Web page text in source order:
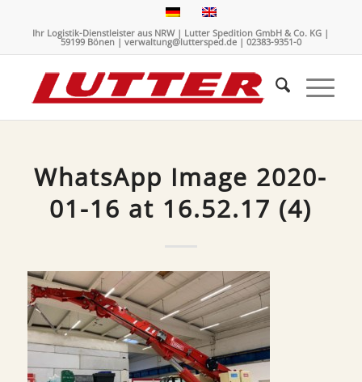
Ihr Logistik-Dienstleister aus NRW | Lutter Spedition GmbH & Co. KG |
59199 Bönen | verwaltung@luttersped.de | 02383-9351-0
WhatsApp Image 2020-
01-16 at 16.52.17 (4)